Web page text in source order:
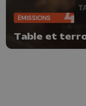
ÉMISSIONS
Table et